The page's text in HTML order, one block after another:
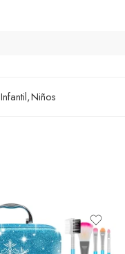
Infantil,Niños